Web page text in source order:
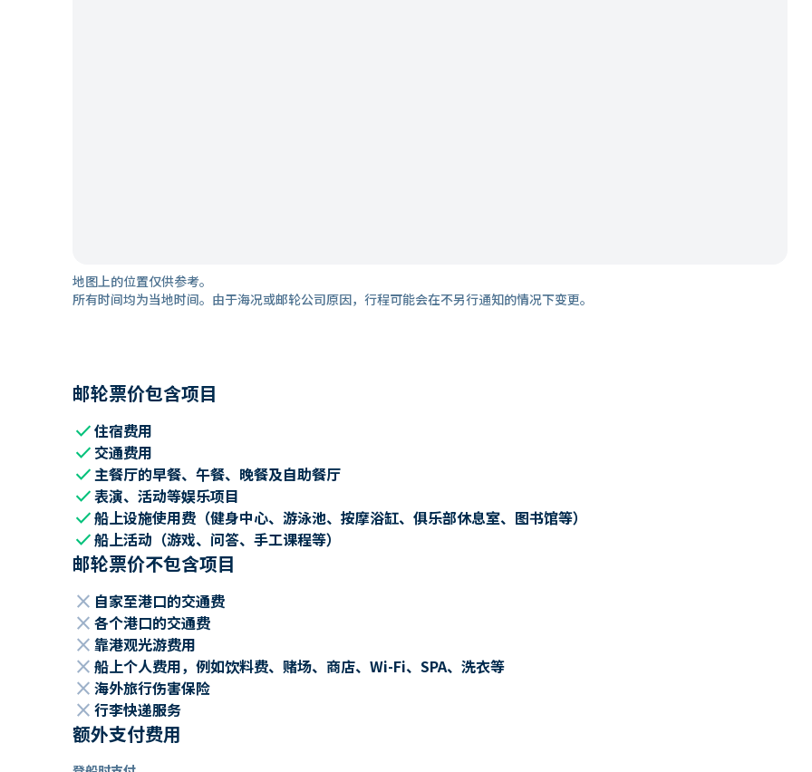
地图上的位置仅供参考。
所有时间均为当地时间。由于海况或邮轮公司原因，行程可能会在不另行通知的情况下变更。
邮轮票价包含项目
check住宿费用
check 交通费用
check主餐厅的早餐、午餐、晚餐及自助餐厅
check表演、活动等娱乐项目
check船上设施使用费（健身中心、游泳池、按摩浴缸、俱乐部休息室、图书馆等）
check船上活动（游戏、问答、手工课程等）
邮轮票价不包含项目
close 自家至港口的交通费
close 各个港口的交通费
close 靠港观光游费用
close 船上个人费用，例如饮料费、赌场、商店、Wi-Fi、SPA、洗衣等
close 海外旅行伤害保险
close 行李快递服务
额外支付费用